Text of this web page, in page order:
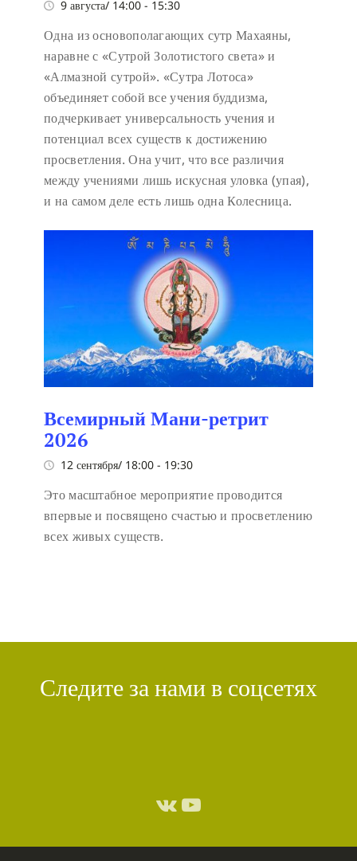
9 августа/ 14:00 - 15:30
Одна из основополагающих сутр Махаяны,
наравне с «Сутрой Золотистого света» и
«Алмазной сутрой». «Сутра Лотоса»
объединяет собой все учения буддизма,
подчеркивает универсальность учения и
потенциал всех существ к достижению
просветления. Она учит, что все различия
между учениями лишь искусная уловка (упая),
и на самом деле есть лишь одна Колесница.
Всемирный Мани-ретрит
2026
12 сентября/ 18:00 - 19:30
Это масштабное мероприятие проводится
впервые и посвящено счастью и просветлению
всех живых существ.
Следите за нами в соцсетях